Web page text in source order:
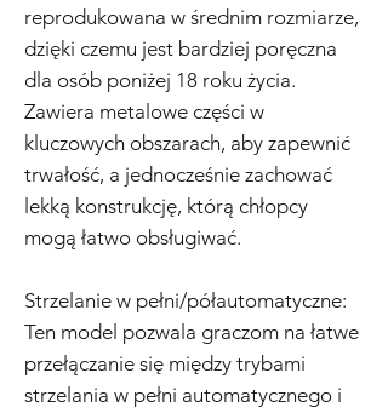
reprodukowana w średnim rozmiarze,
dzięki czemu jest bardziej poręczna
dla osób poniżej 18 roku życia.
Zawiera metalowe części w
kluczowych obszarach, aby zapewnić
trwałość, a jednocześnie zachować
lekką konstrukcję, którą chłopcy
mogą łatwo obsługiwać.
Strzelanie w pełni/półautomatyczne:
Ten model pozwala graczom na łatwe
przełączanie się między trybami
strzelania w pełni automatycznego i